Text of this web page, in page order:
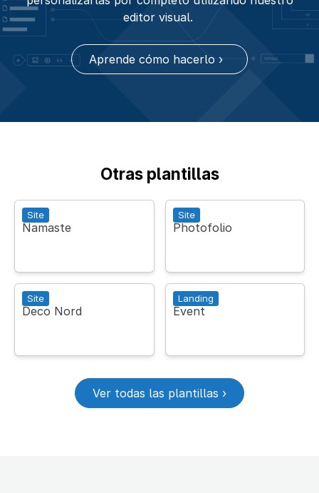
editor visual.
Aprende cómo hacerlo ›
Otras plantillas
Site
Namaste
Site
Photofolio
Site
Deco Nord
Landing
Event
Ver todas las plantillas ›